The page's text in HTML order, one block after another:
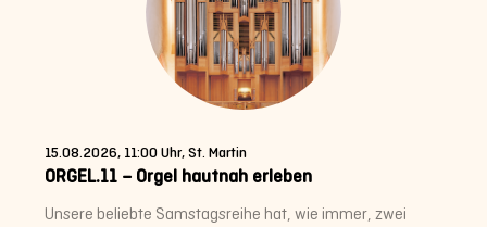
15.08.2026, 11:00 Uhr, St. Martin
ORGEL.11 – Orgel hautnah erleben
Unsere beliebte Samstagsreihe hat, wie immer, zwei